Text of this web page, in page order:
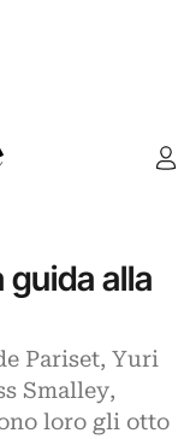
alla
Pariset, Yuri
Smalley,
loro gli otto